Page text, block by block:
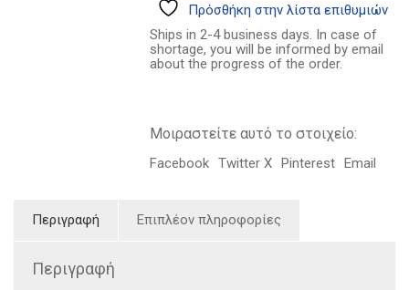
Πρόσθήκη στην λίστα επιθυμιών
Ships in 2-4 business days. In case of
shortage, you will be informed by email
about the progress of the order.
Μοιραστείτε αυτό το στοιχείο:
Facebook Twitter X Pinterest Email
Περιγραφή Επιπλέον πληροφορίες
Περιγραφή